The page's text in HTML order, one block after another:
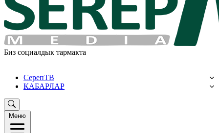
Биз социалдык тармакта
СерепТВ
КАБАРЛАР
Меню